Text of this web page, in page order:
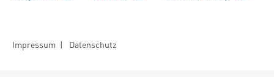
Impressum | Datenschutz